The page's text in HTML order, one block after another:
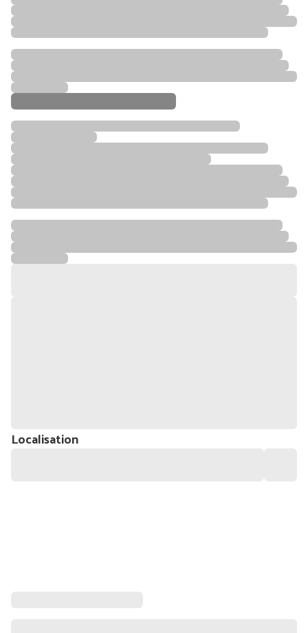
Localisation